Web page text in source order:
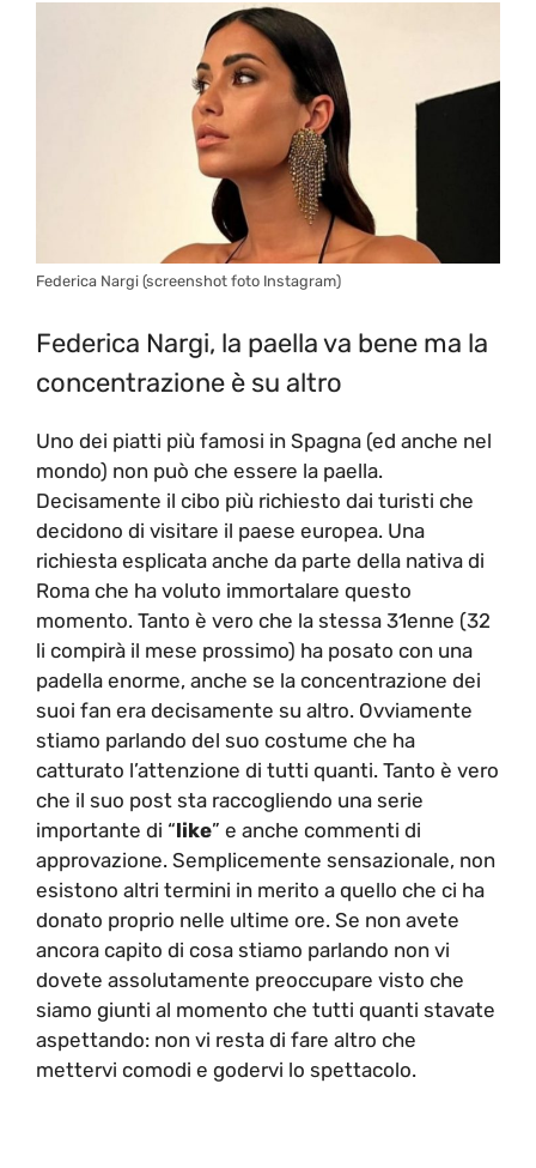
Federica Nargi (screenshot foto Instagram)
Federica Nargi, la paella va bene ma la
concentrazione è su altro
Uno dei piatti più famosi in Spagna (ed anche nel
mondo) non può che essere la paella.
Decisamente il cibo più richiesto dai turisti che
decidono di visitare il paese europea. Una
richiesta esplicata anche da parte della nativa di
Roma che ha voluto immortalare questo
momento. Tanto è vero che la stessa 31enne (32
li compirà il mese prossimo) ha posato con una
padella enorme, anche se la concentrazione dei
suoi fan era decisamente su altro. Ovviamente
stiamo parlando del suo costume che ha
catturato l’attenzione di tutti quanti. Tanto è vero
che il suo post sta raccogliendo una serie
importante di “like” e anche commenti di
approvazione. Semplicemente sensazionale, non
esistono altri termini in merito a quello che ci ha
donato proprio nelle ultime ore. Se non avete
ancora capito di cosa stiamo parlando non vi
dovete assolutamente preoccupare visto che
siamo giunti al momento che tutti quanti stavate
aspettando: non vi resta di fare altro che
mettervi comodi e godervi lo spettacolo.